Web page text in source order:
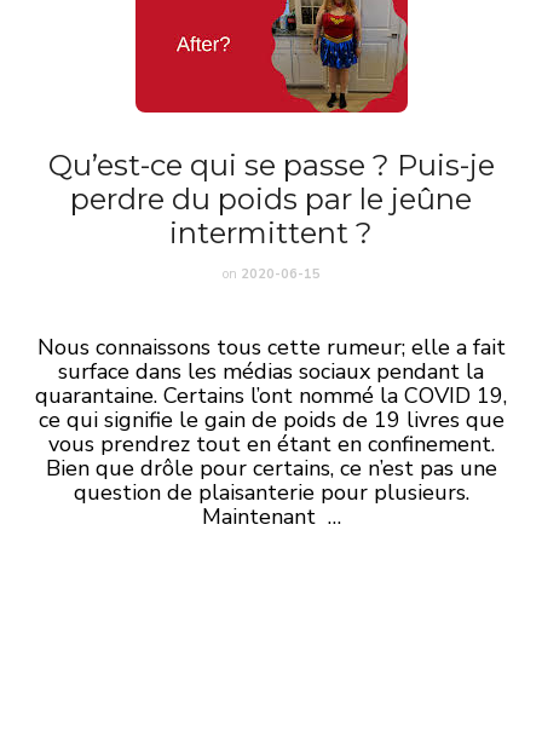
Qu’est-ce qui se passe ? Puis-je
perdre du poids par le jeûne
intermittent ?
on 2020-06-15
Nous connaissons tous cette rumeur; elle a fait
surface dans les médias sociaux pendant la
quarantaine. Certains l’ont nommé la COVID 19,
ce qui signifie le gain de poids de 19 livres que
vous prendrez tout en étant en confinement.
Bien que drôle pour certains, ce n’est pas une
question de plaisanterie pour plusieurs.
Maintenant …